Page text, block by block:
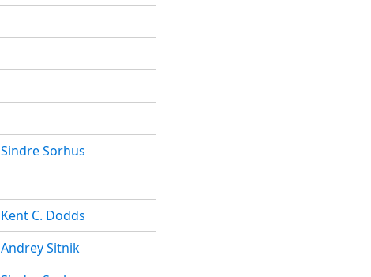
Sindre Sorhus
Kent C. Dodds
Andrey Sitnik